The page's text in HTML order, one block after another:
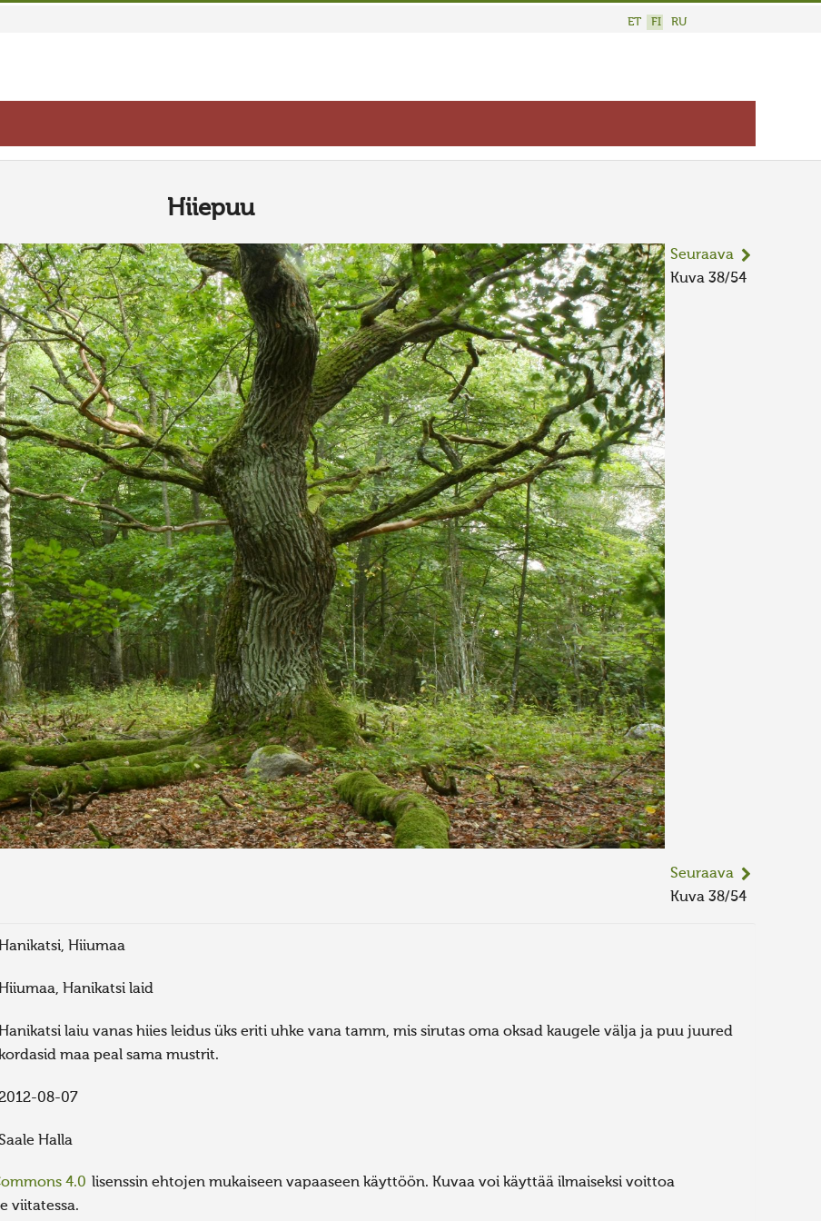
ET FI RU
Hiiepuu
Seuraava
Kuva 38/54
Seuraava
Kuva 38/54
Hanikatsi, Hiiumaa
Hiiumaa, Hanikatsi laid
Hanikatsi laiu vanas hiies leidus üks eriti uhke vana tamm, mis sirutas oma oksad kaugele välja ja puu juured
kordasid maa peal sama mustrit.
08-07
Halla
4.0 lisenssin ehtojen mukaiseen vapaaseen käyttöön. Kuvaa voi käyttää ilmaiseksi voittoa
viitatessa.